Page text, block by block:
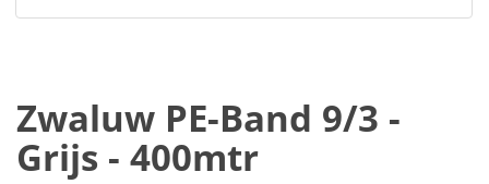
Zwaluw PE-Band 9/3 -
Grijs - 400mtr